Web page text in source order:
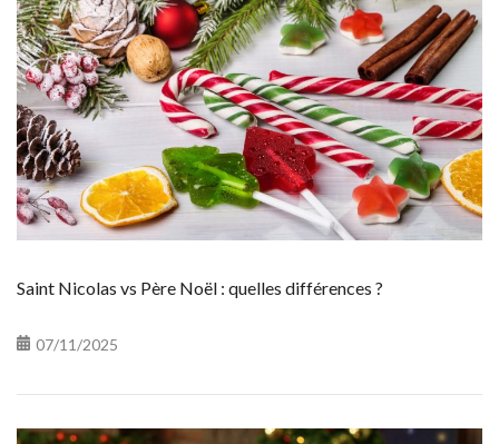
Saint Nicolas vs Père Noël : quelles différences ?
07/11/2025